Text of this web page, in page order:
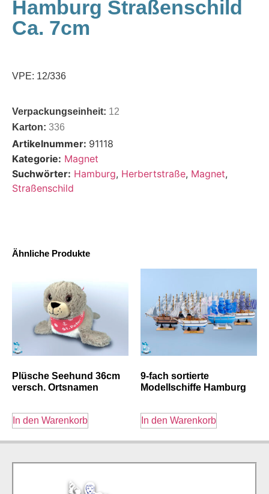
Hamburg Straßenschild
Ca. 7cm
VPE: 12/336
Verpackungseinheit: 12
Karton: 336
Artikelnummer: 91118
Kategorie: Magnet
Suchwörter: Hamburg, Herbertstraße, Magnet,
Straßenschild
Ähnliche Produkte
Plüsche Seehund 36cm
versch. Ortsnamen
In den Warenkorb
9-fach sortierte
Modellschiffe Hamburg
In den Warenkorb